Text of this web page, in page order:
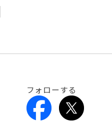
フォローする